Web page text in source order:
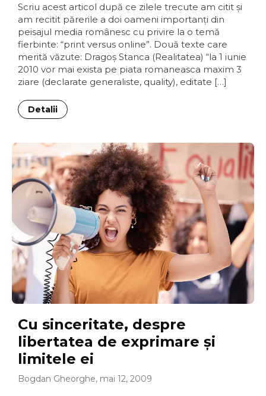
Scriu acest articol după ce zilele trecute am citit şi
am recitit părerile a doi oameni importanţi din
peisajul media românesc cu privire la o temă
fierbinte: “print versus online”. Două texte care
merită văzute: Dragoş Stanca (Realitatea) “la 1 iunie
2010 vor mai exista pe piata romaneasca maxim 3
ziare (declarate generaliste, quality), editate […]
Detalii
Cu sinceritate, despre
libertatea de exprimare şi
limitele ei
Bogdan Gheorghe, mai 12, 2009